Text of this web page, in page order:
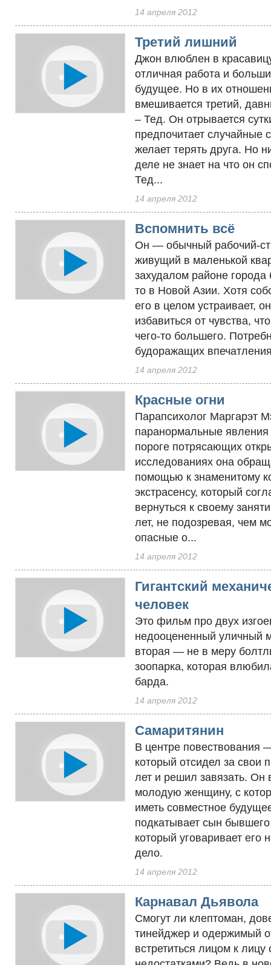
14 апреля 2012
Третий лишний
Джон влюблен в
отличная работа и
будущее. Но в их
вмешивается третий,
– Тед. Он отрывается
предпочитает случайные
желает терять друга. Но
деле не знает на что он
Тед...
14 апреля 2012
Вспомнить всё
Он — обычный рабочий-
живущий в маленькой
захудалом районе города
то в Новой Азии. Хотя
его в целом устраивает,
избавиться от чувства,
чего-то большего.
будоражащих
14 апреля 2012
Красные огни
Парапсихолог Маргарэт
паранормальные явления
пороге потрясающих
исследованиях она
помощью к знаменитому
экстрасенсу, который
вернуться к своему
лет, не подозревая, чем
опасные о...
14 апреля 2012
Гигантский
человек
Это фильм про двух
недооцененный уличный
вторая — не в меру
зоопарка, которая
барда.
14 апреля 2012
Самаритянин
В центре повествования
который отсидел за свои
лет и решил завязать. Он
молодую женщину, с
иметь совместное
подкатывает сын
который уговаривает его
дело.
14 апреля 2012
Карнавал Дьявола
Смогут ли клептоман,
тинейджер и одержимый
встретиться лицом к лицу